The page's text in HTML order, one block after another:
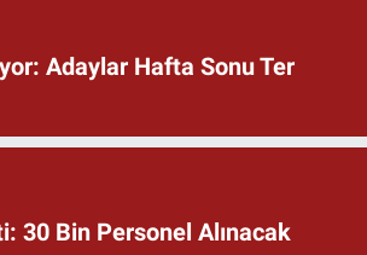
Adaylar Hafta Sonu Ter
30 Bin Personel Alınacak